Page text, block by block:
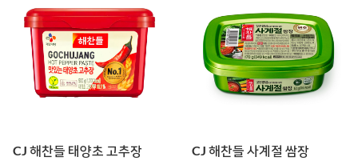
CJ 해찬들 태양초 고추장 CJ 해찬들 사계절 쌈장